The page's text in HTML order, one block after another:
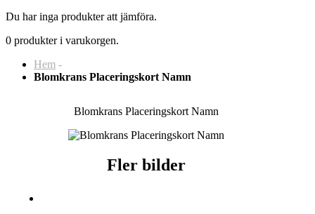
Du har inga produkter att jämföra.
0 produkter i varukorgen.
Hem -
Blomkrans Placeringskort Namn
Blomkrans Placeringskort Namn
Fler bilder